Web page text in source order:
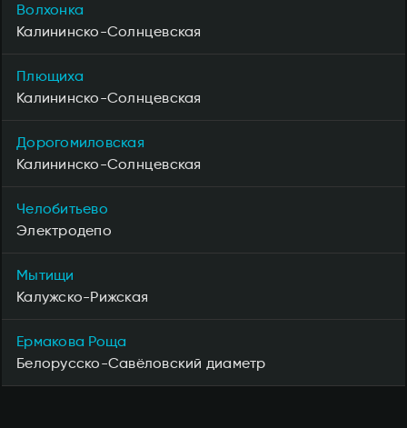
Волхонка
Калининско-Солнцевская
Плющиха
Калининско-Солнцевская
Дорогомиловская
Калининско-Солнцевская
Челобитьево
Электродепо
Мытищи
Калужско-Рижская
Ермакова Роща
Белорусско-Савёловский диаметр